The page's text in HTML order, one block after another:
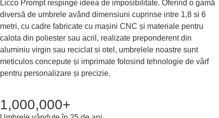
Licco Prompt respinge ideea de imposibilitate. Oferind o gamă
diversă de umbrele având dimensiuni cuprinse intre 1,8 si 6
metri, cu cadre fabricate cu mașini CNC și materiale pentru
calota din poliester sau acril, realizate preponderent din
aluminiu virgin sau reciclat si otel, umbrelele noastre sunt
meticulos concepute și imprimate folosind tehnologie de vârf
pentru personalizare și precizie.
1,000,000+